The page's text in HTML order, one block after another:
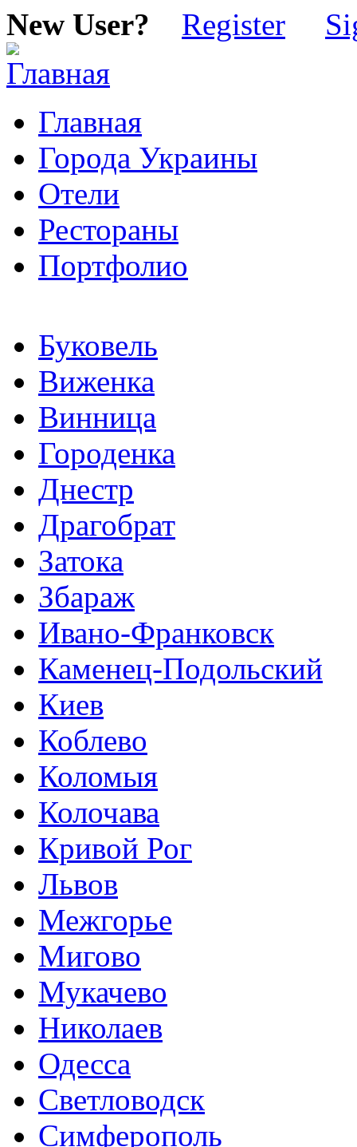
New User? Register
Главная
Города Украины
Отели
Рестораны
Портфолио
Буковель
Виженка
Винница
Городенка
Днестр
Драгобрат
Затока
Збараж
Ивано-Франковск
Каменец-Подольский
Киев
Коблево
Коломыя
Колочава
Кривой Рог
Львов
Межгорье
Мигово
Мукачево
Николаев
Одесса
Светловодск
Симферополь